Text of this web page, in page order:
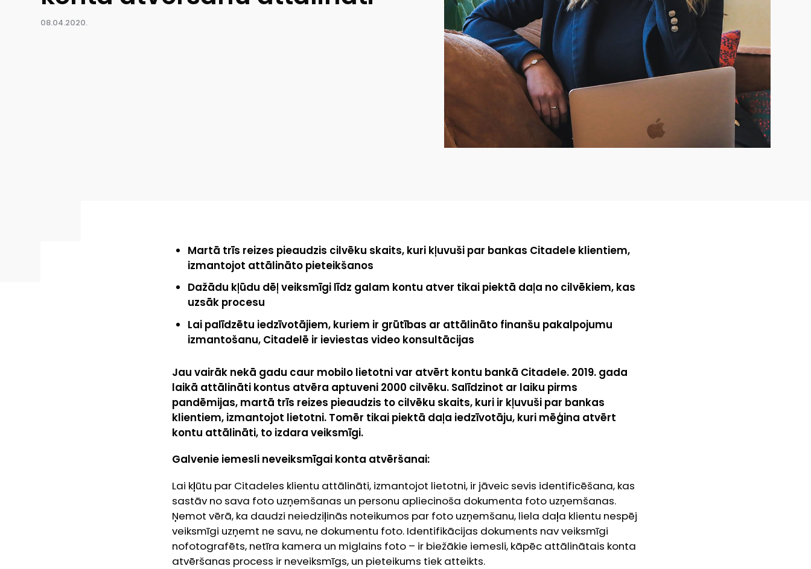
08.04.2020.
Martā trīs reizes pieaudzis cilvēku skaits, kuri kļuvuši par bankas Citadele klientiem,
izmantojot attālināto pieteikšanos
Dažādu kļūdu dēļ veiksmīgi līdz galam kontu atver tikai piektā daļa no cilvēkiem, kas
uzsāk procesu
Lai palīdzētu iedzīvotājiem, kuriem ir grūtības ar attālināto finanšu pakalpojumu
izmantošanu, Citadelē ir ieviestas video konsultācijas
Jau vairāk nekā gadu caur mobilo lietotni var atvērt kontu bankā Citadele. 2019. gada
laikā attālināti kontus atvēra aptuveni 2000 cilvēku. Salīdzinot ar laiku pirms
pandēmijas, martā trīs reizes pieaudzis to cilvēku skaits, kuri ir kļuvuši par bankas
klientiem, izmantojot lietotni. Tomēr tikai piektā daļa iedzīvotāju, kuri mēģina atvērt
kontu attālināti, to izdara veiksmīgi.
Galvenie iemesli neveiksmīgai konta atvēršanai:
Lai kļūtu par Citadeles klientu attālināti, izmantojot lietotni, ir jāveic sevis identificēšana, kas
sastāv no sava foto uzņemšanas un personu apliecinoša dokumenta foto uzņemšanas.
Ņemot vērā, ka daudzi neiedziļinās noteikumos par foto uzņemšanu, liela daļa klientu nespēj
veiksmīgi uzņemt ne savu, ne dokumentu foto. Identifikācijas dokuments nav veiksmīgi
nofotografēts, netīra kamera un miglains foto – ir biežākie iemesli, kāpēc attālinātais konta
atvēršanas process ir neveiksmīgs, un pieteikums tiek atteikts.